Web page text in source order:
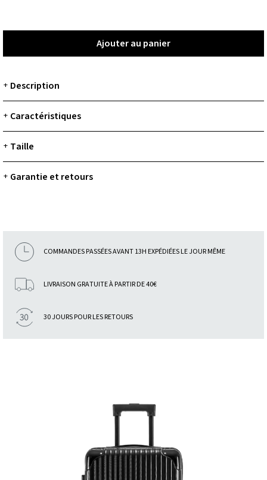
Ajouter au panier
Ajouter au panier
+ Description
+ Caractéristiques
+ Taille
+ Garantie et retours
COMMANDES PASSÉES AVANT 13H EXPÉDIÉES LE JOUR MÊME
LIVRAISON GRATUITE À PARTIR DE 40€
30 JOURS POUR LES RETOURS